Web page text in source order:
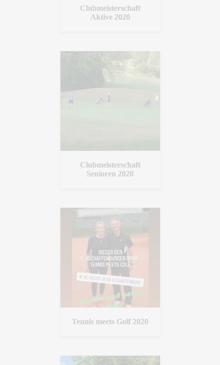
Clubmeisterschaft
Aktive 2020
Clubmeisterschaft
Senioren 2020
Tennis meets Golf 2020